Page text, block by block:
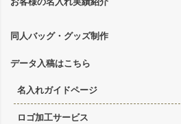
同人バッグ・グッズ制作
データ入稿はこちら
名入れガイドページ
ロゴ加工サービス